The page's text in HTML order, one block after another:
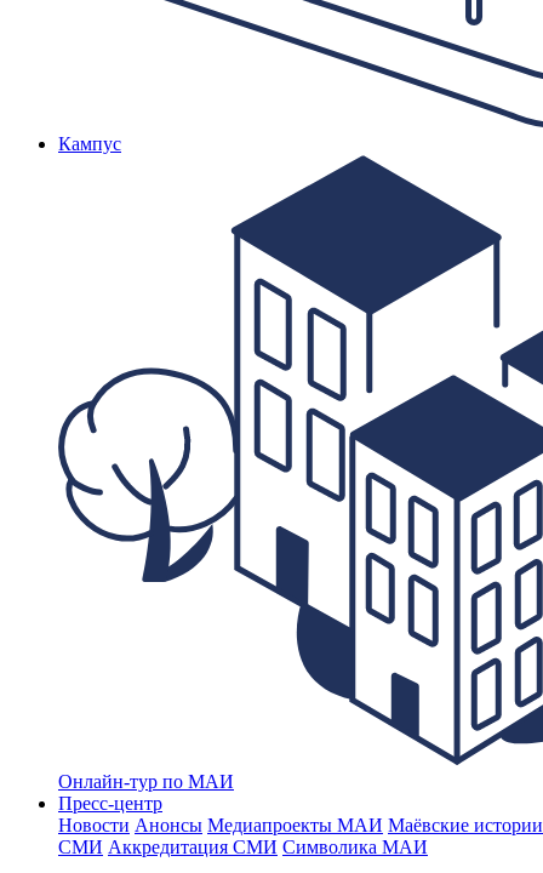
Кампус
Онлайн-тур по МАИ
Пресс-центр
Новости Анонсы Медиапроекты МАИ Маёвские
СМИ Аккредитация СМИ Символика МАИ